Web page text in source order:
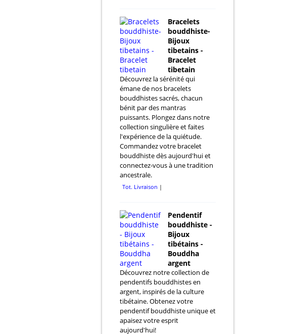
Bracelets
bouddhiste-
Bijoux
tibetains -
Bracelet
tibetain
Découvrez la sérénité qui
émane de nos bracelets
bouddhistes sacrés, chacun
bénit par des mantras
puissants. Plongez dans notre
collection singulière et faites
l'expérience de la quiétude.
Commandez votre bracelet
bouddhiste dès aujourd'hui et
connectez-vous à une tradition
ancestrale.
Tot. Livraison
Pendentif
bouddhiste -
Bijoux
tibétains -
Bouddha
argent
Découvrez notre collection de
pendentifs bouddhistes en
argent, inspirés de la culture
tibétaine. Obtenez votre
pendentif bouddhiste unique et
apaisez votre esprit
aujourd'hui!